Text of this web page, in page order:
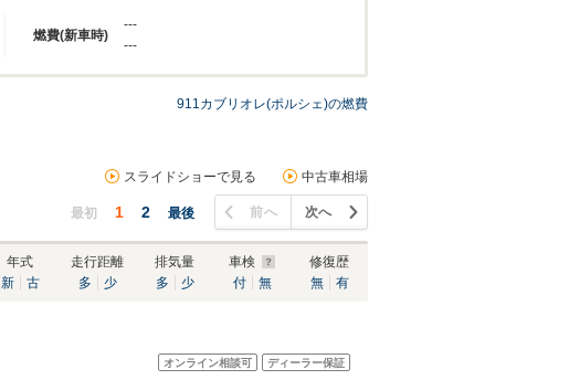
燃費(新車時)
---
---
911カブリオレ(ポルシェ)の燃費
スライドショーで見る 中古車相場
最初 1 2 最後 前へ 次へ
年式
新
古
走行距離
多
少
排気量
多
少
車検
付
無
修復歴
無
有
オンライン相談可 ディーラー保証